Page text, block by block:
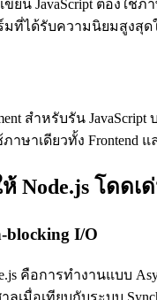
น JavaScript ต้องใช้ภ
ที่ได้รับความนิยมสูงสุด
สำหรับรัน
าษาเดียวทั้ง Frontend
Node.js โดดเ
blocking I/O
คือการทำงานแบบ
เมื่อเทียบกับระบบ